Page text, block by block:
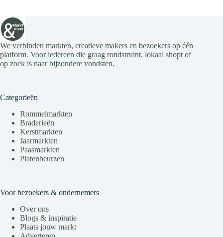
We verbinden markten, creatieve makers en bezoekers op één
platform. Voor iedereen die graag rondstruint, lokaal shopt of
op zoek is naar bijzondere vondsten.
Categorieën
Rommelmarkten
Braderieën
Kerstmarkten
Jaarmarkten
Paasmarkten
Platenbeurzen
Voor bezoekers & ondernemers
Over ons
Blogs & inspiratie
Plaats jouw markt